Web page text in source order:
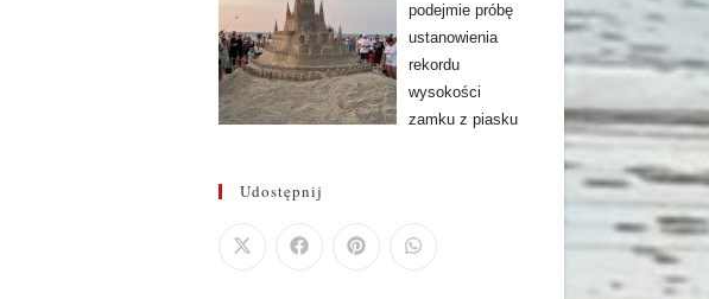
podejmie próbę
ustanowienia
rekordu
wysokości
zamku z piasku
Udostępnij